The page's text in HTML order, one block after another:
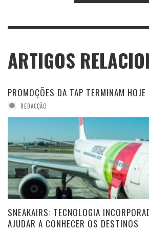
ARTIGOS
PROMOÇÕES DA TAP TERMINAM HOJE
REDACÇÃO
SNEAKAIRS: TECNOLOGIA
AJUDAR A CONHECER OS DESTINOS